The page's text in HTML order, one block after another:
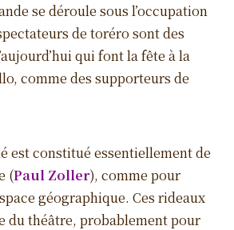
se déroule sous l’occupation
de toréro sont des
qui font la fête à la
comme des supporteurs de
est constitué essentiellement de
(Paul Zoller), comme pour
géographique. Ces rideaux
du théâtre, probablement pour